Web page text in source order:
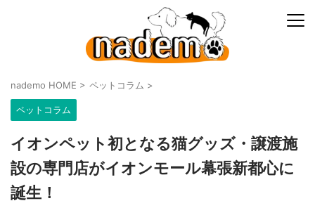
nademo HOME > ペットコラム >
ペットコラム
イオンペット初となる猫グッズ・譲渡施
設の専門店がイオンモール幕張新都心に
誕生！